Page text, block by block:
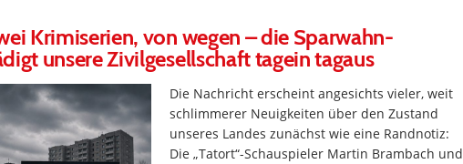
Krimiserien, von wegen – die Sparwahn-
unsere Zivilgesellschaft tagein tagaus
Die Nachricht erscheint angesichts vieler, weit
schlimmerer Neuigkeiten über den Zustand
unseres Landes zunächst wie eine Randnotiz:
Die „Tatort“-Schauspieler Martin Brambach und